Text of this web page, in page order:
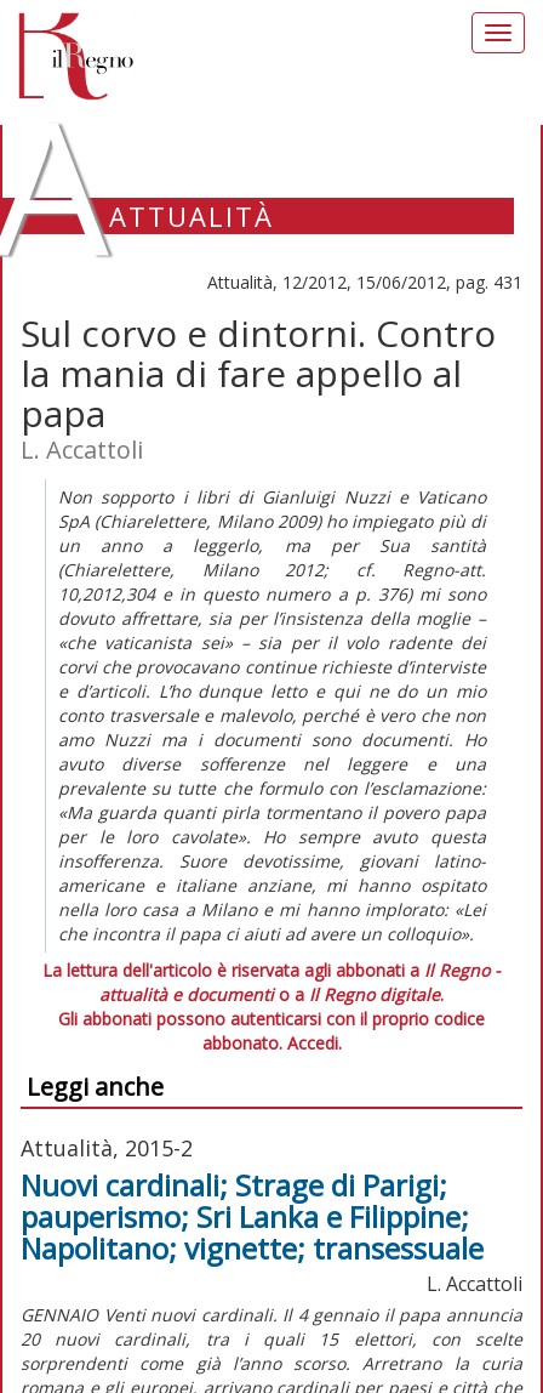
ATTUALITÀ
Attualità, 12/2012, 15/06/2012, pag. 431
Sul corvo e dintorni. Contro
la mania di fare appello al
papa
L. Accattoli
Non sopporto i libri di Gianluigi Nuzzi e Vaticano
SpA (Chiarelettere, Milano 2009) ho impiegato più di
un anno a leggerlo, ma per Sua santità
(Chiarelettere, Milano 2012; cf. Regno-att.
10,2012,304 e in questo numero a p. 376) mi sono
dovuto affrettare, sia per l’insistenza della moglie –
«che vaticanista sei» – sia per il volo radente dei
corvi che provocavano continue richieste d’interviste
e d’articoli. L’ho dunque letto e qui ne do un mio
conto trasversale e malevolo, perché è vero che non
amo Nuzzi ma i documenti sono documenti. Ho
avuto diverse sofferenze nel leggere e una
prevalente su tutte che formulo con l’esclamazione:
«Ma guarda quanti pirla tormentano il povero papa
per le loro cavolate». Ho sempre avuto questa
insofferenza. Suore devotissime, giovani latino-
americane e italiane anziane, mi hanno ospitato
nella loro casa a Milano e mi hanno implorato: «Lei
che incontra il papa ci aiuti ad avere un colloquio».
La lettura dell'articolo è riservata agli abbonati a Il Regno -
attualità e documentio a Il Regno digitale.
Gli abbonati possono autenticarsi con il proprio codice
abbonato. Accedi.
Leggi anche
Attualità, 2015-2
Nuovi cardinali; Strage di Parigi;
pauperismo; Sri Lanka e Filippine;
Napolitano; vignette; transessuale
L. Accattoli
GENNAIO Venti nuovi cardinali. Il 4 gennaio il papa annuncia
20 nuovi cardinali, tra i quali 15 elettori, con scelte
sorprendenti come già l’anno scorso. Arretrano la curia
romana e gli europei, arrivano cardinali per paesi e città che